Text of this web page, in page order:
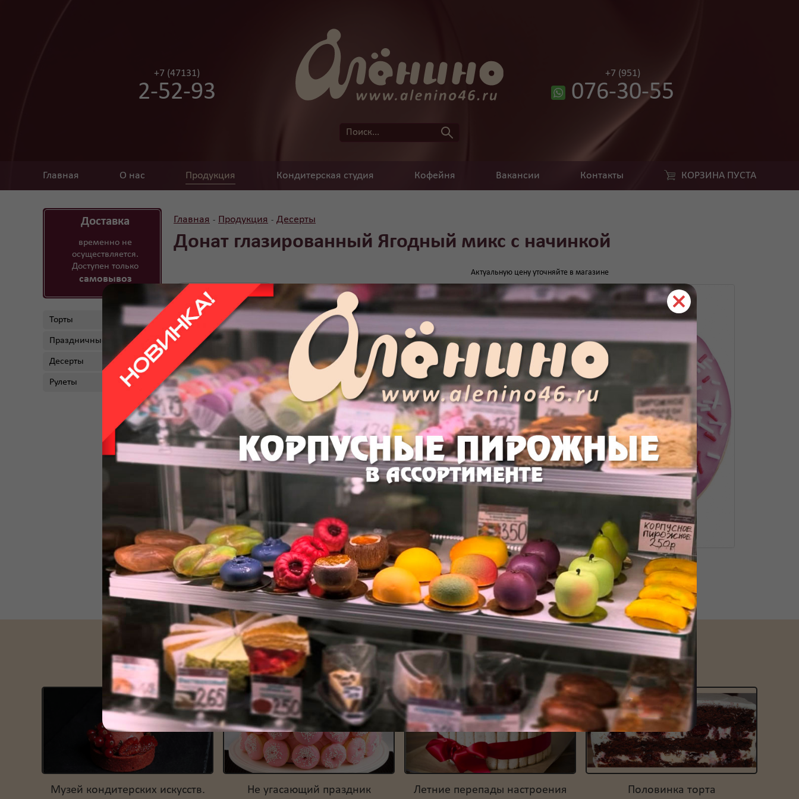
+7 (47131)
2-52-93
+7 (951)
076-30-55
Главная О нас Продукция Кондитерская студия Кофейня Вакансии Контакты КОРЗИНА ПУСТА
Доставка
временно не
осуществляется.
Доступен только
самовывоз
Торты
Праздничные торты
Десерты
Рулеты
Главная - Продукция - Десерты
Донат глазированный Ягодный микс с начинкой
Актуальную цену уточняйте в магазине
В корзину
← Вернуться обратно
Новости Публикации Новости VK
Музей кондитерских искусств.
Не угасающий праздник
Летние перепады настроения Половинка торта